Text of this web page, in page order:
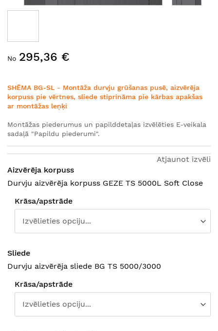
uz
No 295,36 €
SHĒMA BG-SL - Montāža durvju grūšanas pusē, aizvērēja
korpuss pie vērtnes, sliede stiprināma pie kārbas apakšas
ar montāžas leņķi
Montāžas piederumus un papilddetaļas izvēlēties E-veikala
sadaļā "Papildu piederumi".
Atjaunot izvēli
Aizvērēja korpuss
Durvju aizvērēja korpuss GEZE TS 5000L Soft Close
Krāsa/apstrāde
Sliede
Durvju aizvērēja sliede BG TS 5000/3000
Krāsa/apstrāde